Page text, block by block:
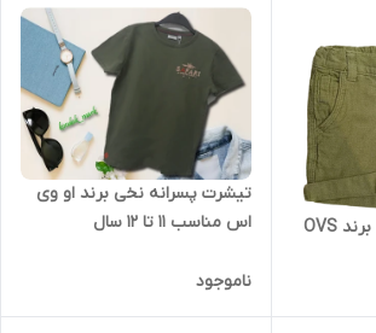
شلوارک پسرانه کتانی برند OVS
تیشرت پسرانه نخی برند او وی
اس مناسب 11 تا 12 سال
ناموجود